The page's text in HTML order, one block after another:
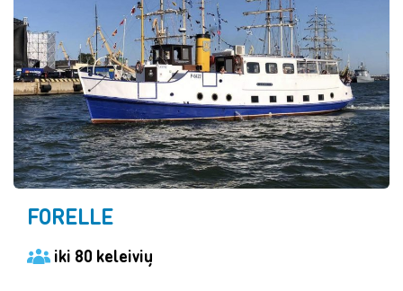
FORELLE
iki 80 keleivių